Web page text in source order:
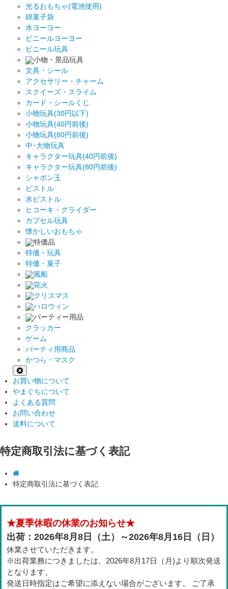
光るおもちゃ(電池使用)
綿菓子袋
水ヨーヨー
ビニールヨーヨー
ビニール玩具
小物・景品玩具
文具・シール
アクセサリー・チャーム
スクイーズ・スライム
カード・シールくじ
小物玩具(30円以下)
小物玩具(40円前後)
小物玩具(80円前後)
中･大物玩具
キャラクター玩具(40円前後)
キャラクター玩具(80円前後)
シャボン玉
ピストル
水ピストル
ヒコーキ・グライダー
カプセル玩具
懐かしいおもちゃ
特価品
特価・玩具
特価・菓子
風船
花火
クリスマス
ハロウィン
パーティー用品
クラッカー
ゲーム
パーティ用商品
かつら・マスク
お買い物について
やまぐちについて
よくある質問
お問い合わせ
送料について
特定商取引法に基づく表記
特定商取引法に基づく表記
★夏季休暇の休業のお知らせ★
出荷：2026年8月8日（土）～2026年8月16日（日）
休業させていただきます。
※出荷業務につきましたは、2026年8月17日（月)より順次発送
となります。
発送日時指定はご希望に添えない場合がございます。 ご了承